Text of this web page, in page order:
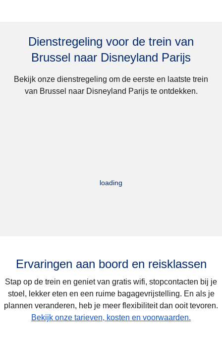
Dienstregeling voor de trein van
Brussel naar Disneyland Parijs
Bekijk onze dienstregeling om de eerste en laatste trein
van Brussel naar Disneyland Parijs te ontdekken.
loading
Ervaringen aan boord en reisklassen
Stap op de trein en geniet van gratis wifi, stopcontacten bij je
stoel, lekker eten en een ruime bagagevrijstelling. En als je
plannen veranderen, heb je meer flexibiliteit dan ooit tevoren.
Bekijk onze tarieven, kosten en voorwaarden.